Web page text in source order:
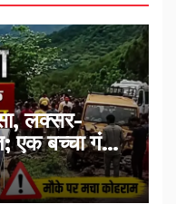
लक्सर-
एक बच्चा गंभीर